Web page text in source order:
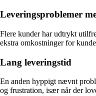
Leveringsproblemer
Flere kunder har udtrykt
ekstra omkostninger for
Lang leveringstid
En anden hyppigt nævnt
og frustration, især når der